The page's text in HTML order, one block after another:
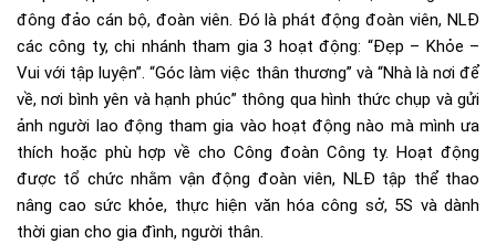
đông đảo cán bộ, đoàn viên. Đó là phát động đoàn viên, NLĐ
các công ty, chi nhánh tham gia 3 hoạt động: “Đẹp – Khỏe –
Vui với tập luyện”. “Góc làm việc thân thương” và “Nhà là nơi để
về, nơi bình yên và hạnh phúc” thông qua hình thức chụp và gửi
ảnh người lao động tham gia vào hoạt động nào mà mình ưa
thích hoặc phù hợp về cho Công đoàn Công ty. Hoạt động
được tổ chức nhằm vận động đoàn viên, NLĐ tập thể thao
nâng cao sức khỏe, thực hiện văn hóa công sở, 5S và dành
thời gian cho gia đình, người thân.